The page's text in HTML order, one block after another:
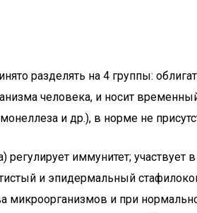
разделять на 4 группы:
человека, и носит
и др.), в норме не
регулирует иммунитет;
и эпидермальный
микроорганизмов и при